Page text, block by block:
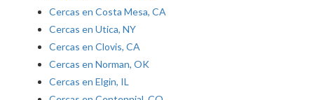
Cercas en Costa Mesa, CA
Cercas en Utica, NY
Cercas en Clovis, CA
Cercas en Norman, OK
Cercas en Elgin, IL